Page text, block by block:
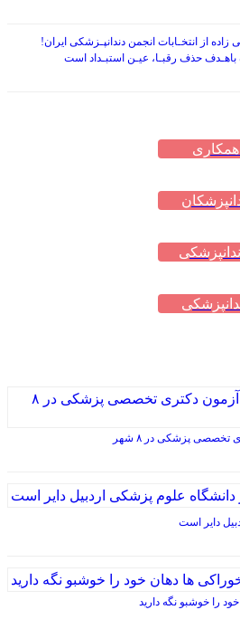
از انتخـابات انجمن دندانپـزشکی ایران!
باهـدف حذف رقبـا، عیـن استبـداد است
همکاری
پزشکی در ۸ شهر
دایر است
را خوشبو نگه دارید